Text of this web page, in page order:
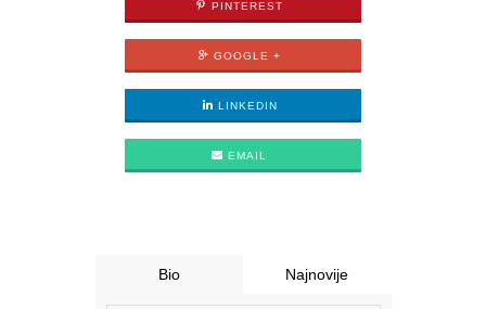
PINTEREST
GOOGLE +
LINKEDIN
EMAIL
Bio Najnovije